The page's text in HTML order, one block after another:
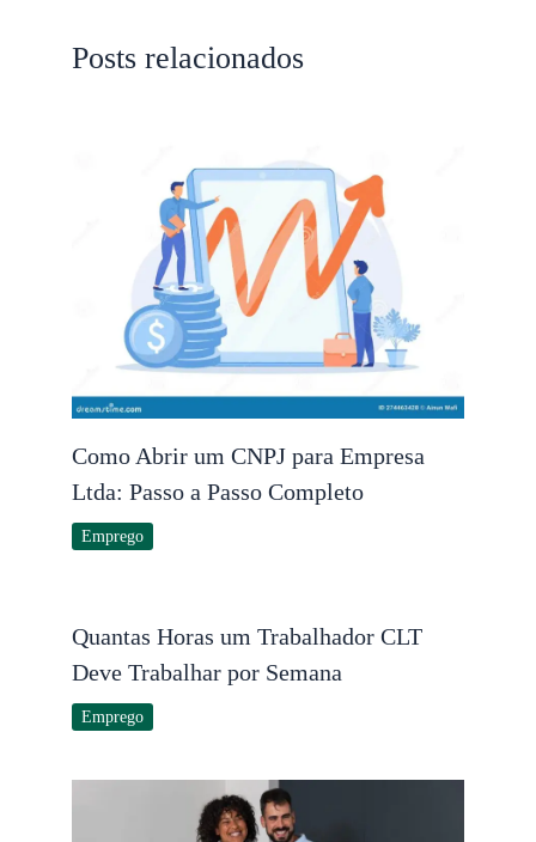
Posts relacionados
Como Abrir um CNPJ para Empresa
Ltda: Passo a Passo Completo
Emprego
Quantas Horas um Trabalhador CLT
Deve Trabalhar por Semana
Emprego